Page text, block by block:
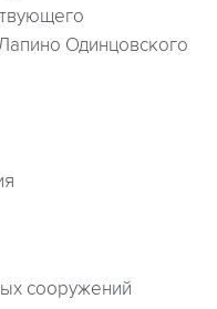
Одинцовского
сооружений